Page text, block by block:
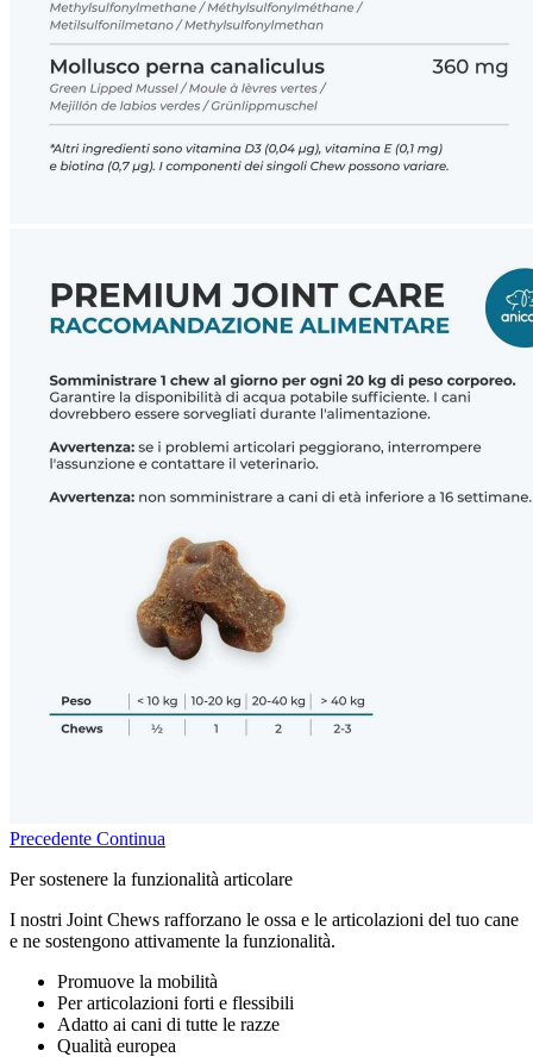
Precedente Continua
Per sostenere la funzionalità articolare
I nostri Joint Chews rafforzano le ossa e le articolazioni del tuo cane
e ne sostengono attivamente la funzionalità.
Promuove la mobilità
Per articolazioni forti e flessibili
Adatto ai cani di tutte le razze
Qualità europea